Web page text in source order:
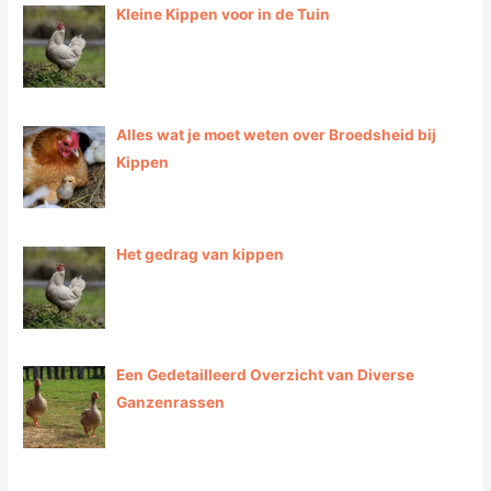
Kleine Kippen voor in de Tuin
Alles wat je moet weten over Broedsheid bij
Kippen
Het gedrag van kippen
Een Gedetailleerd Overzicht van Diverse
Ganzenrassen